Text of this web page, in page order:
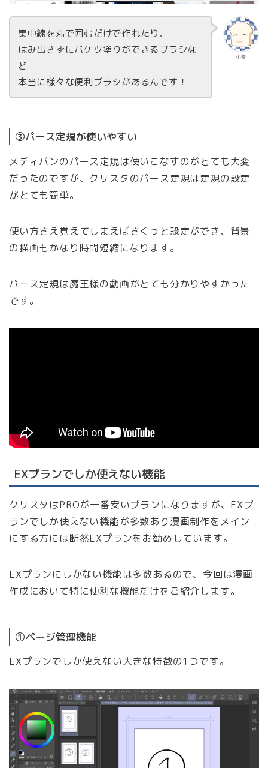
小麦
集中線を丸で囲むだけで作れたり、
はみ出さずにバケツ塗りができるブラシな
ど
本当に様々な便利ブラシがあるんです！
③パース定規が使いやすい
メディバンのパース定規は使いこなすのがとても大変
だったのですが、クリスタのパース定規は定規の設定
がとても簡単。
使い方さえ覚えてしまえばさくっと設定ができ、背景
の描画もかなり時間短縮になります。
パース定規は魔王様の動画がとても分かりやすかった
です。
EXプランでしか使えない機能
クリスタはPROが一番安いプランになりますが、EXプ
ランでしか使えない機能が多数あり漫画制作をメイン
にする方には断然EXプランをお勧めしています。
EXプランにしかない機能は多数あるので、今回は漫画
作成において特に便利な機能だけをご紹介します。
①ページ管理機能
EXプランでしか使えない大きな特徴の1つです。